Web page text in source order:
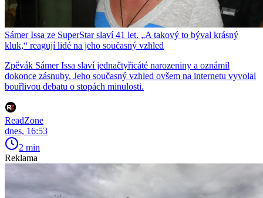
Sámer Issa ze SuperStar slaví 41 let. „A takový to býval krásný
kluk,“ reagují lidé na jeho současný vzhled
Zpěvák Sámer Issa slaví jednačtyřicáté narozeniny a oznámil
dokonce zásnuby. Jeho současný vzhled ovšem na internetu vyvolal
bouřlivou debatu o stopách minulosti.
ReadZone
dnes, 16:53
2 min
Reklama